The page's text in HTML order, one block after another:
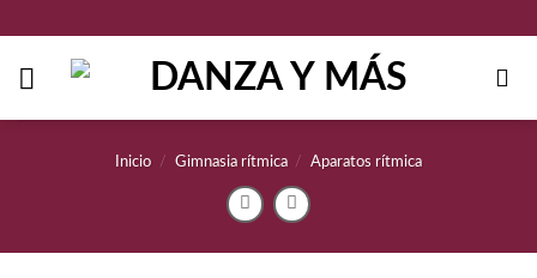
contenido
Inicio / Gimnasia rítmica / Aparatos rítmica